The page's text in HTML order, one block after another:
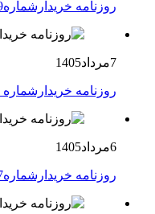
روزنامه خریدارشماره2199
7مرداد1405
روزنامه خریدارشماره 2198
6مرداد1405
روزنامه خریدارشماره2197